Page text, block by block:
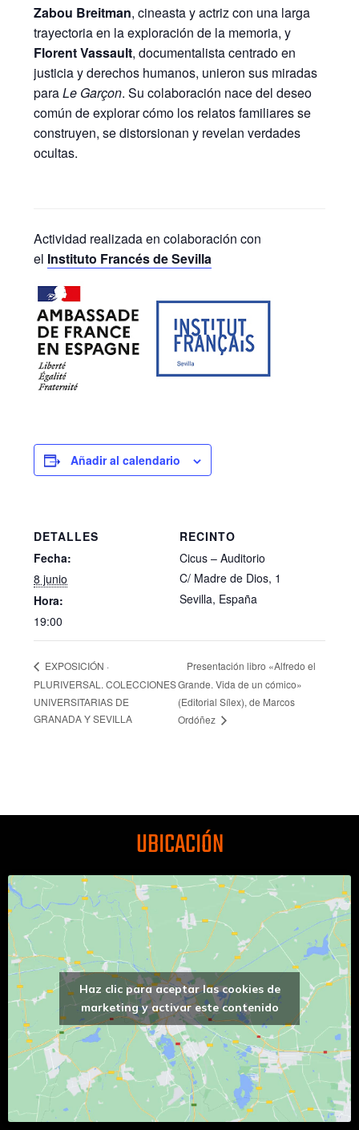
Zabou Breitman, cineasta y actriz con una larga
trayectoria en la exploración de la memoria, y
Florent Vassault, documentalista centrado en
justicia y derechos humanos, unieron sus miradas
paraLe Garçon. Su colaboración nace del deseo
común de explorar cómo los relatos familiares se
construyen, se distorsionan y revelan verdades
ocultas.
Actividad realizada en colaboración con
el Instituto Francés de Sevilla
Añadir al calendario
DETALLES
Fecha:
8 junio
Hora:
19:00
RECINTO
Cicus – Auditorio
C/ Madre de Dios, 1
Sevilla, España
EXPOSICIÓN ·
PLURIVERSAL. COLECCIONES
UNIVERSITARIAS DE
GRANADA Y SEVILLA
Presentación libro «Alfredo el
Grande. Vida de un cómico»
(Editorial Sílex), de Marcos
Ordóñez
UBICACIÓN
Haz clic para aceptar las cookies de
marketing y activar este contenido